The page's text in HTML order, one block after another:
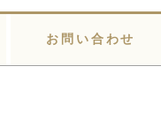
お問い合わせ